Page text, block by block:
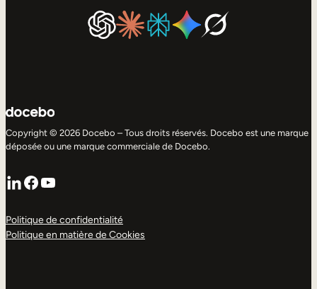
Copyright © 2026 Docebo – Tous droits réservés. Docebo est une marque
déposée ou une marque commerciale de Docebo.
LinkedIn
Facebook
YouTube
Politique de confidentialité
Politique en matière de Cookies